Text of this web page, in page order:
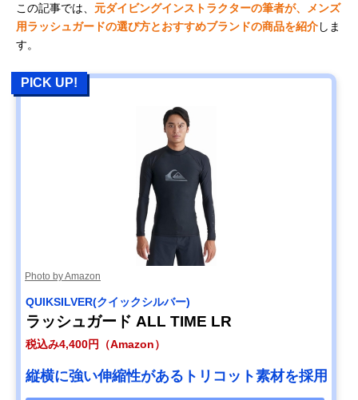
この記事では、 元ダイビングインストラクターの筆者が、メンズ
用ラッシュガードの選び方とおすすめブランドの商品を紹介しま
す。
PICK UP!
Photo by Amazon
QUIKSILVER(クイックシルバー)
ラッシュガード ALL TIME LR
税込み4,400円（Amazon）
縦横に強い伸縮性があるトリコット素材を採用